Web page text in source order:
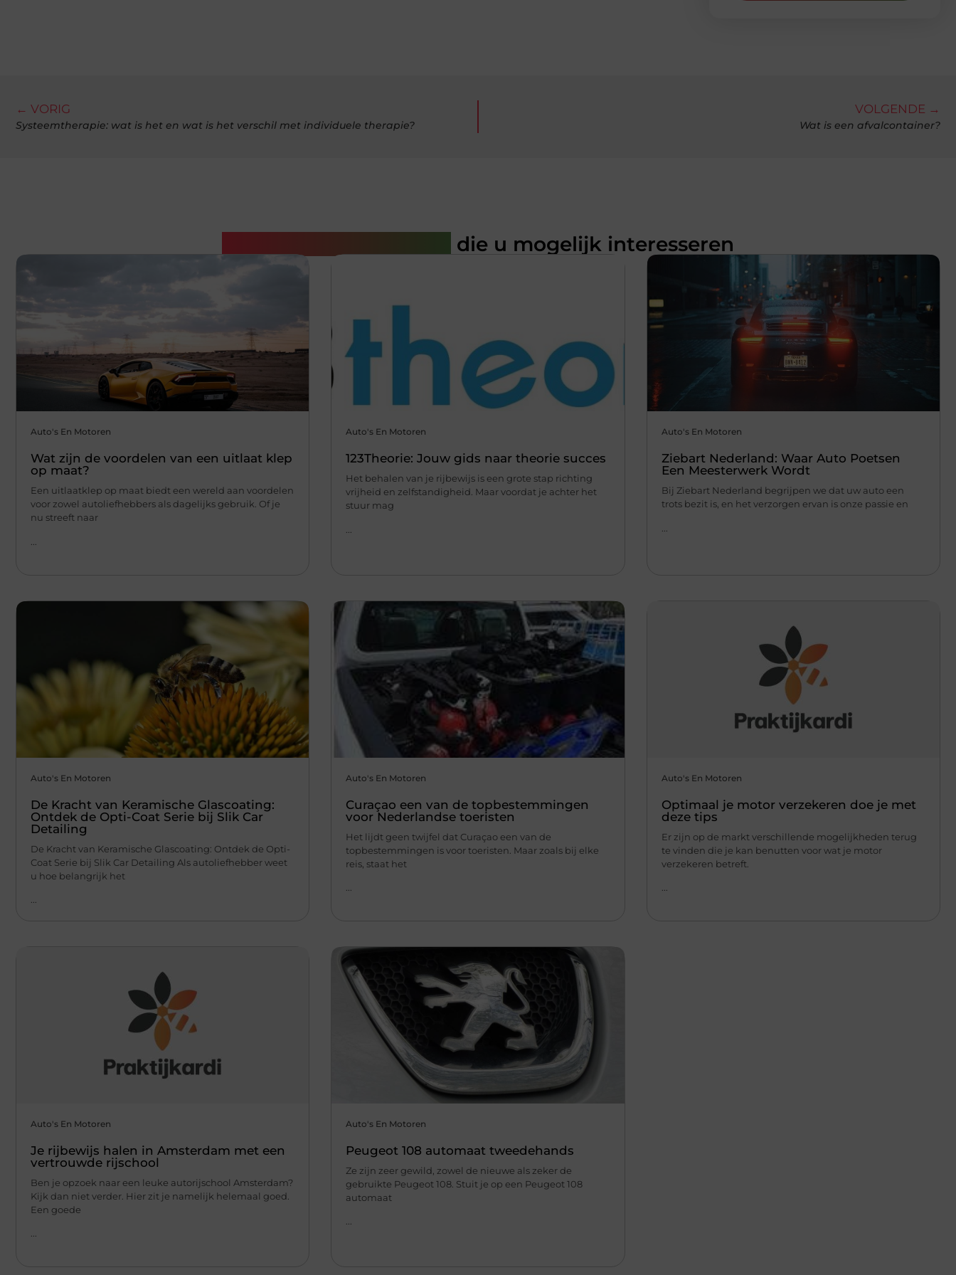
← VORIG
Systeemtherapie: wat is het en wat is het verschil met individuele therapie?
VOLGENDE →
Wat is een afvalcontainer?
die u mogelijk interesseren
Auto's En Motoren
Wat zijn de voordelen van een uitlaat klep
op maat?
Een uitlaatklep op maat biedt een wereld aan voordelen
voor zowel autoliefhebbers als dagelijks gebruik. Of je
nu streeft naar
Auto's En Motoren
123Theorie: Jouw gids naar theorie succes
Het behalen van je rijbewijs is een grote stap richting
vrijheid en zelfstandigheid. Maar voordat je achter het
stuur mag
Auto's En Motoren
Ziebart Nederland: Waar Auto Poetsen
Een Meesterwerk Wordt
Bij Ziebart Nederland begrijpen we dat uw auto een
trots bezit is, en het verzorgen ervan is onze passie en
Auto's En Motoren
De Kracht van Keramische Glascoating:
Ontdek de Opti-Coat Serie bij Slik Car
Detailing
De Kracht van Keramische Glascoating: Ontdek de Opti-
Coat Serie bij Slik Car Detailing Als autoliefhebber weet
u hoe belangrijk het
Auto's En Motoren
Curaçao een van de topbestemmingen
voor Nederlandse toeristen
Het lijdt geen twijfel dat Curaçao een van de
topbestemmingen is voor toeristen. Maar zoals bij elke
reis, staat het
Auto's En Motoren
Optimaal je motor verzekeren doe je met
deze tips
Er zijn op de markt verschillende mogelijkheden terug
te vinden die je kan benutten voor wat je motor
verzekeren betreft.
Auto's En Motoren
Je rijbewijs halen in Amsterdam met een
vertrouwde rijschool
Ben je opzoek naar een leuke autorijschool Amsterdam?
Kijk dan niet verder. Hier zit je namelijk helemaal goed.
Een goede
...
Auto's En Motoren
Peugeot 108 automaat tweedehands
Ze zijn zeer gewild, zowel de nieuwe als zeker de
gebruikte Peugeot 108. Stuit je op een Peugeot 108
automaat
...